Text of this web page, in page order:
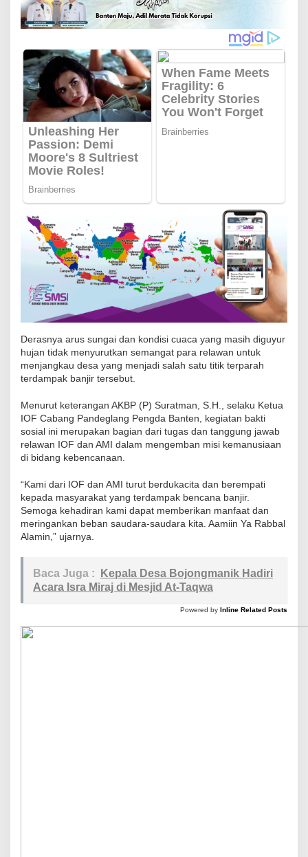
Derasnya arus sungai dan kondisi cuaca yang masih diguyur
hujan tidak menyurutkan semangat para relawan untuk
menjangkau desa yang menjadi salah satu titik terparah
terdampak banjir tersebut.
Menurut keterangan AKBP (P) Suratman, S.H., selaku Ketua
IOF Cabang Pandeglang Pengda Banten, kegiatan bakti
sosial ini merupakan bagian dari tugas dan tanggung jawab
relawan IOF dan AMI dalam mengemban misi kemanusiaan
di bidang kebencanaan.
“Kami dari IOF dan AMI turut berdukacita dan berempati
kepada masyarakat yang terdampak bencana banjir.
Semoga kehadiran kami dapat memberikan manfaat dan
meringankan beban saudara-saudara kita. Aamiin Ya Rabbal
Alamin,” ujarnya.
Baca Juga :
Kepala Desa Bojongmanik Hadiri
Acara Isra Miraj di Mesjid At-Taqwa
Powered by Inline Related Posts